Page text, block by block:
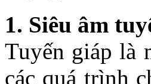
1. Siêu âm
Tuyến giáp là
các quá trình